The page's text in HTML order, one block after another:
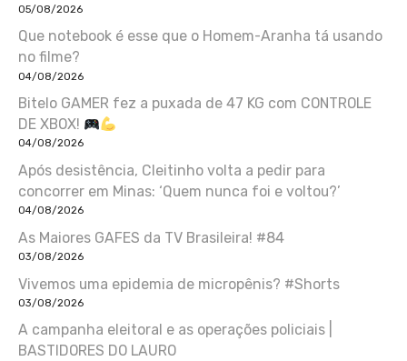
05/08/2026
Que notebook é esse que o Homem-Aranha tá usando
no filme?
04/08/2026
Bitelo GAMER fez a puxada de 47 KG com CONTROLE
DE XBOX!
04/08/2026
Após desistência, Cleitinho volta a pedir para
concorrer em Minas: ‘Quem nunca foi e voltou?’
04/08/2026
As Maiores GAFES da TV Brasileira! #84
03/08/2026
Vivemos uma epidemia de micropênis? #Shorts
03/08/2026
A campanha eleitoral e as operações policiais |
BASTIDORES DO LAURO